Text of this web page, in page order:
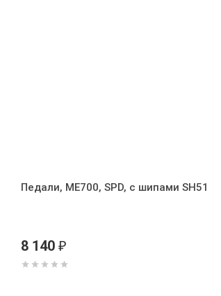
Педали, ME700, SPD, с шипами SH51
8 140 ₽